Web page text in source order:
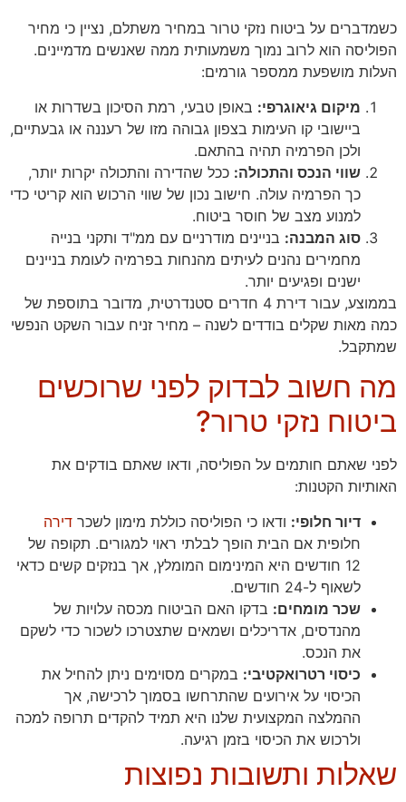
כשמדברים על ביטוח נזקי טרור במחיר משתלם, נציין כי מחיר
הפוליסה הוא לרוב נמוך משמעותית ממה שאנשים מדמיינים.
העלות מושפעת ממספר גורמים:
מיקום גיאוגרפי: באופן טבעי, רמת הסיכון בשדרות או
ביישובי קו העימות בצפון גבוהה מזו של רעננה או גבעתיים,
ולכן הפרמיה תהיה בהתאם.
שווי הנכס והתכולה: ככל שהדירה והתכולה יקרות יותר,
כך הפרמיה עולה. חישוב נכון של שווי הרכוש הוא קריטי כדי
למנוע מצב של חוסר ביטוח.
סוג המבנה: בניינים מודרניים עם ממ"ד ותקני בנייה
מחמירים נהנים לעיתים מהנחות בפרמיה לעומת בניינים
ישנים ופגיעים יותר.
בממוצע, עבור דירת 4 חדרים סטנדרטית, מדובר בתוספת של
כמה מאות שקלים בודדים לשנה – מחיר זניח עבור השקט הנפשי
שמתקבל.
מה חשוב לבדוק לפני שרוכשים
ביטוח נזקי טרור?
לפני שאתם חותמים על הפוליסה, ודאו שאתם בודקים את
האותיות הקטנות:
דיור חלופי: ודאו כי הפוליסה כוללת מימון לשכר דירה
חלופית אם הבית הופך לבלתי ראוי למגורים. תקופה של
12 חודשים היא המינימום המומלץ, אך בנזקים קשים כדאי
לשאוף ל-24 חודשים.
שכר מומחים: בדקו האם הביטוח מכסה עלויות של
מהנדסים, אדריכלים ושמאים שתצטרכו לשכור כדי לשקם
את הנכס.
כיסוי רטרואקטיבי: במקרים מסוימים ניתן להחיל את
הכיסוי על אירועים שהתרחשו בסמוך לרכישה, אך
ההמלצה המקצועית שלנו היא תמיד להקדים תרופה למכה
ולרכוש את הכיסוי בזמן רגיעה.
שאלות ותשובות נפוצות